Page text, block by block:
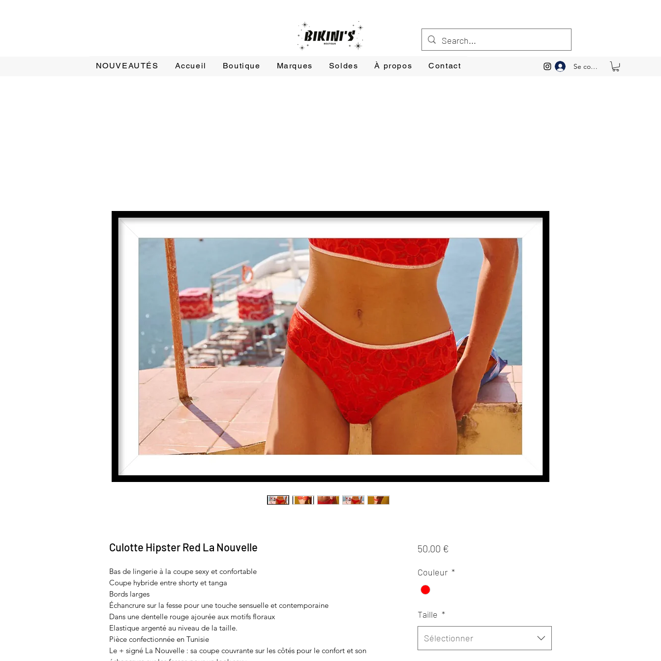
Se connecter
NOUVEAUTÉS Accueil Boutique Marques Soldes À propos Contact
Culotte Hipster Red La Nouvelle
Bas de lingerie à la coupe sexy et confortable
Coupe hybride entre shorty et tanga
Bords larges
Échancrure sur la fesse pour une touche sensuelle et contemporaine
Dans une dentelle rouge ajourée aux motifs floraux
Elastique argenté au niveau de la taille.
Pièce confectionnée en Tunisie
Le + signé La Nouvelle : sa coupe couvrante sur les côtés pour le confort et son
50,00 €
Couleur *
Taille *
Sélectionner